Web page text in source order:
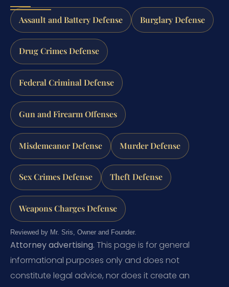
Assault and Battery Defense Burglary Defense
Drug Crimes Defense
Federal Criminal Defense
Gun and Firearm Offenses
Misdemeanor Defense Murder Defense
Sex Crimes Defense Theft Defense
Weapons Charges Defense
Reviewed by Mr. Sris, Owner and Founder.
Attorney advertising. This page is for general
informational purposes only and does not
constitute legal advice, nor does it create an